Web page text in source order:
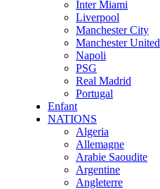
Inter Miami
Liverpool
Manchester City
Manchester United
Napoli
PSG
Real Madrid
Portugal
Enfant
NATIONS
Algeria
Allemagne
Arabie Saoudite
Argentine
Angleterre